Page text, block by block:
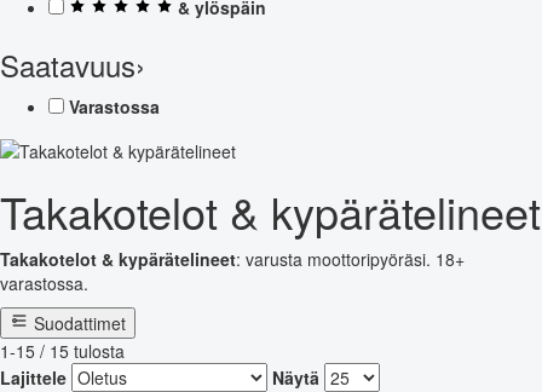
& ylöspäin
Saatavuus›
Varastossa
Takakotelot & kypärätelineet
Takakotelot & kypärätelineet: varusta moottoripyöräsi. 18+
varastossa.
Suodattimet
1-15 / 15 tulosta
Lajittele
Näytä